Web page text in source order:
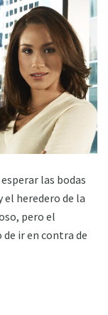
las bodas
el heredero de la
pero el
ir en contra de